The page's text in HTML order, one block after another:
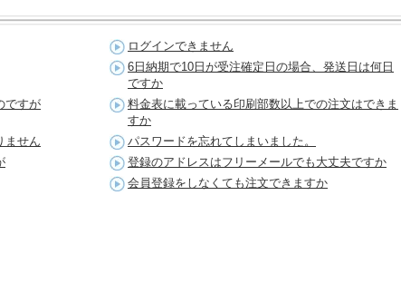
ログインできません
6日納期で10日が受注確定日の場合、発送日は何日
ですか
ですが
料金表に載っている印刷部数以上での注文はできま
すか
ません
パスワードを忘れてしまいました。
登録のアドレスはフリーメールでも大丈夫ですか
会員登録をしなくても注文できますか